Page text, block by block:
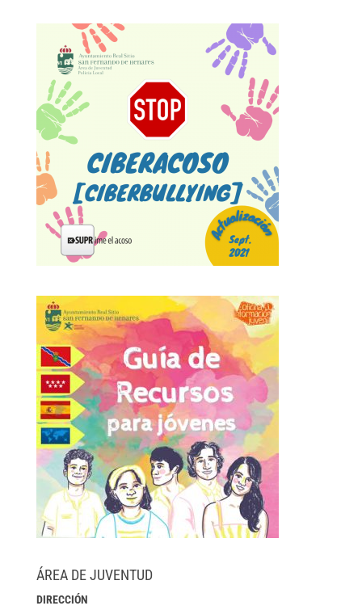
ÁREA DE JUVENTUD
DIRECCIÓN